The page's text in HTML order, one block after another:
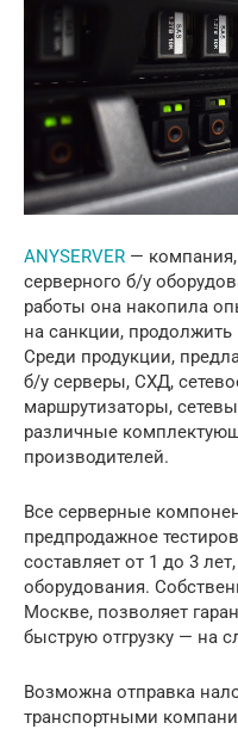
ANYSERVER —
серверного б/у
работы она накопила
на санкции,
Среди продукции,
б/у серверы, СХД,
маршрутизаторы,
различные
производителей.
Все серверные
предпродажное
составляет от 1 до 3
оборудования.
Москве, позволяет
быструю отгрузку — на
Возможна отправка
транспортными